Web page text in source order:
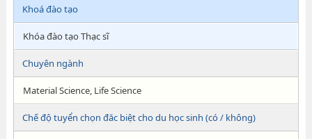
Khoá đào tạo
Khóa đào tạo Thạc sĩ
Chuyên ngành
Material Science, Life Science
Chế độ tuyển chọn đăc biệt cho du học sinh (có / không)